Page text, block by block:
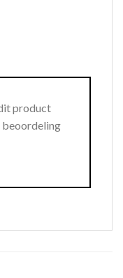
product
beoordeling